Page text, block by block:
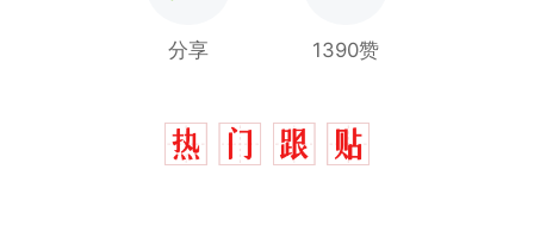
分享 1390赞